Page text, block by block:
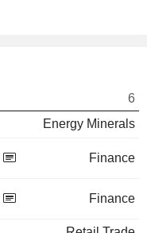
6
Energy Minerals
Finance
Finance